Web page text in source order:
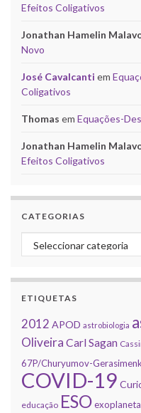
Efeitos Coligativos
Jonathan Hamelin
Novo
José Cavalcanti em
Coligativos
Thomas em Equações-
Jonathan Hamelin
Efeitos Coligativos
CATEGORIAS
Categorias
ETIQUETAS
2012 APOD astrobiologia
Oliveira Carl Sagan
67P/Churyumov-
COVID-19
educação ESO